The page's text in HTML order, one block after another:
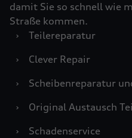
damit Sie so schnell wie
Straße kommen.
›
Teilereparatur
›
Clever Repair
›
Scheibenreparatur
›
Original Austausch
›
Schadenservice